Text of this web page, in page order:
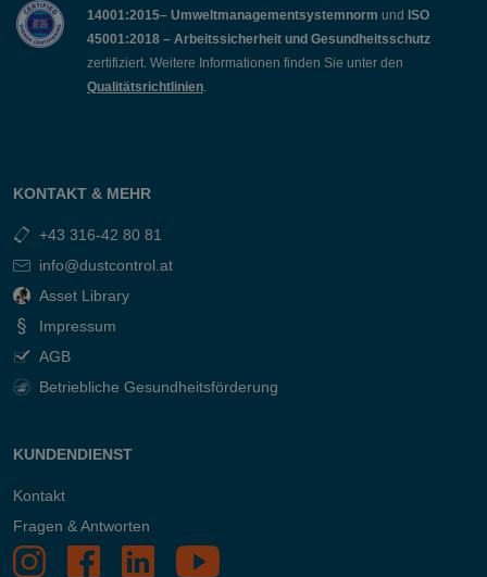
14001:2015– Umweltmanagementsystemnorm und ISO
45001:2018 – Arbeitssicherheit und Gesundheitsschutz
zertifiziert. Weitere Informationen finden Sie unter den
Qualitätsrichtlinien.
KONTAKT & MEHR
+43 316-42 80 81
info@dustcontrol.at
Asset Library
Impressum
AGB
Betriebliche Gesundheitsförderung
KUNDENDIENST
Kontakt
Fragen & Antworten